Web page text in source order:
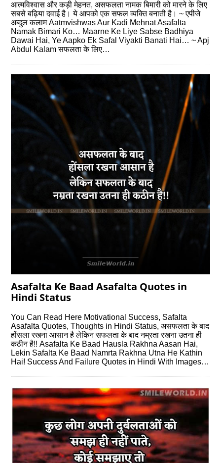
आत्मविश्वास और कड़ी मेहनत, असफलता नामक बिमारी को मारने के लिए
सबसे बढ़िया दवाई है। ये आपको एक सफल व्यक्ति बनाती है। ~ एपीजे
अब्दुल कलाम Aatmvishwas Aur Kadi Mehnat Asafalta
Namak Bimari Ko… Maarne Ke Liye Sabse Badhiya
Dawai Hai, Ye Aapko Ek Safal Viyakti Banati Hai… ~ Apj
Abdul Kalam सफलता के लिए…
Asafalta Ke Baad Asafalta Quotes in
Hindi Status
You Can Read Here Motivational Success, Safalta
Asafalta Quotes, Thoughts in Hindi Status, असफलता के बाद
होंसला रखना आसान है लेकिन सफलता के बाद नम्रता रखना उतना ही
कठीन है!! Asafalta Ke Baad Hausla Rakhna Aasan Hai,
Lekin Safalta Ke Baad Namrta Rakhna Utna He Kathin
Hai! Success And Failure Quotes in Hindi With Images…